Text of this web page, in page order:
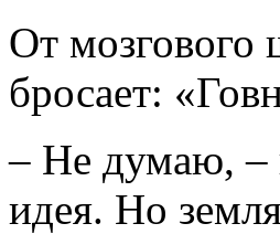
От мозгового
бросает:
– Не думаю, –
идея. Но